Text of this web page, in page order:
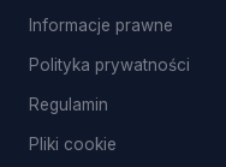
Informacje prawne
Polityka prywatności
Regulamin
Pliki cookie